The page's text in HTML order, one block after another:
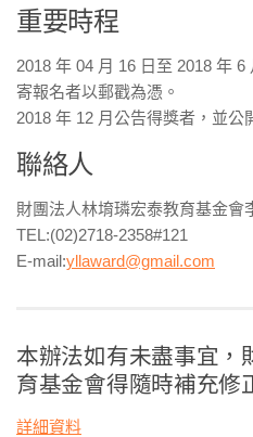
重要時程
2018 年 04 月 16 日至 2018 年
寄報名者以郵戳為憑。
2018 年 12 月公告得獎者，並公
聯絡人
財團法人林堉璘宏泰教育基金會
TEL:(02)2718-2358#121
E-mail:yllaward@gmail.com
本辦法如有未盡事宜，
育基金會得隨時補充修
詳細資料